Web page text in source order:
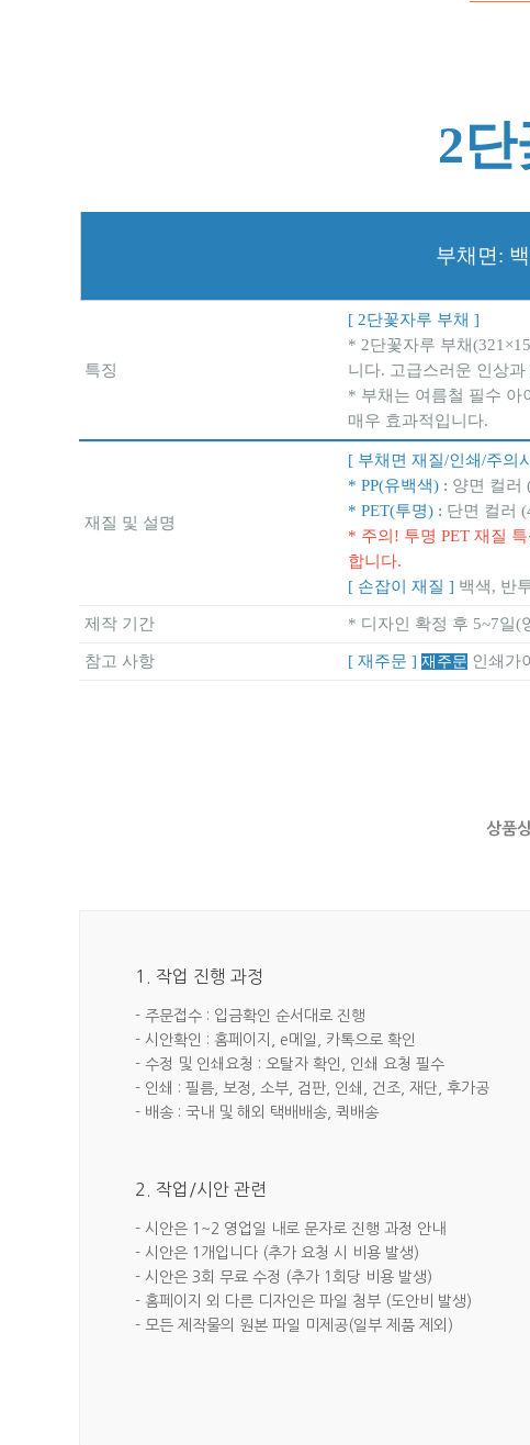
2단
부채면:
특징
[ 2단꽃자루 부채 ]
* 2단꽃자루 부채
니다. 고급스러운 인상
* 부채는 여름철 필수 아
매우 효과적입니다.
재질 및 설명
[ 부채면 재질/인쇄/주의
* PP(유백색) : 양면 컬러
* PET(투명) : 단면 컬러
* 주의! 투명 PET 재질
합니다.
[ 손잡이 재질 ] 백색, 반
제작 기간 * 디자인 확정 후 5~7일(
참고 사항 [ 재주문 ] 재주문 인쇄가
상품
1. 작업 진행 과정
- 주문접수 : 입금확인 순서대로 진행
- 시안확인 : 홈페이지, e메일, 카톡으로 확인
- 수정 및 인쇄요청 : 오탈자 확인, 인쇄 요청 필수
- 인쇄 : 필름, 보정, 소부, 검판, 인쇄, 건조, 재단, 후가공
- 배송 : 국내 및 해외 택배배송, 퀵배송
2. 작업/시안 관련
- 시안은 1~2 영업일 내로 문자로 진행 과정 안내
- 시안은 1개입니다 (추가 요청 시 비용 발생)
- 시안은 3회 무료 수정 (추가 1회당 비용 발생)
- 홈페이지 외 다른 디자인은 파일 첨부 (도안비 발생)
- 모든 제작물의 원본 파일 미제공(일부 제품 제외)